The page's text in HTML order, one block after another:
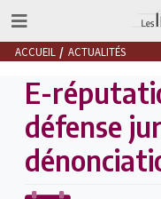
ACCUEIL ACTUALITÉS
E-
défense